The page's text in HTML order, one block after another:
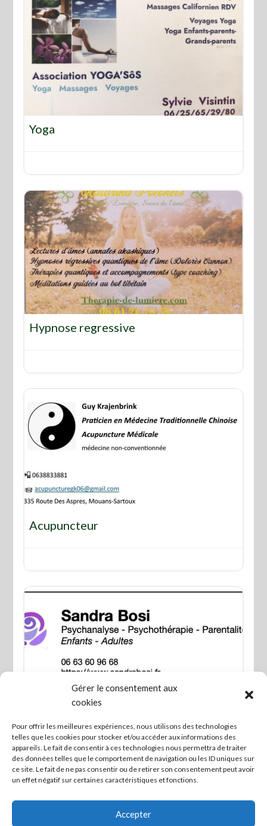
Gérer le consentement aux
cookies
Pour offrir les meilleures expériences, nous utilisons des technologies
telles que les cookies pour stocker et/ou accéder aux informations des
appareils. Le fait de consentir à ces technologies nous permettra de traiter
des données telles que le comportement de navigation ou les ID uniques sur
ce site. Le fait de ne pas consentir ou de retirer son consentement peut avoir
un effet négatif sur certaines caractéristiques et fonctions.
Accepter
Yoga
Hypnose regressive
Acupuncteur
Psychanalyse
PostsNewer posts
1 … 4